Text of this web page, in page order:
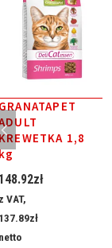
KREWETKA 1,8
148.92zł
z VAT,
137.89zł
netto